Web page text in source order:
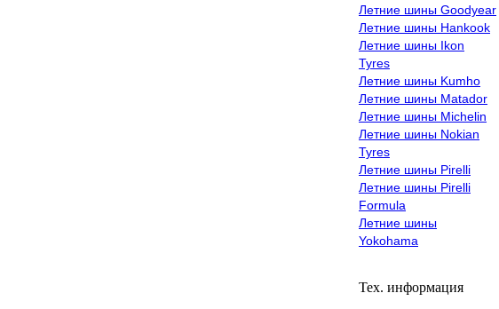
Летние шины Goodyear
Летние шины Hankook
Летние шины Ikon
Tyres
Летние шины Kumho
Летние шины Matador
Летние шины Michelin
Летние шины Nokian
Tyres
Летние шины Pirelli
Летние шины Pirelli
Formula
Летние шины
Yokohama
Тех. информация